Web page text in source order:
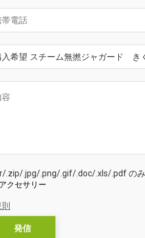
.zip/.jpg/.png/.gif/.doc/.xls/.pdf の
クセサリー
発信